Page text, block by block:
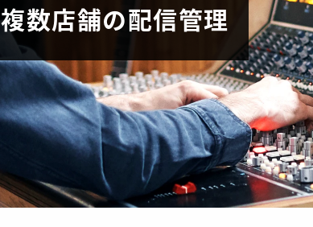
複数店舗の配信管理